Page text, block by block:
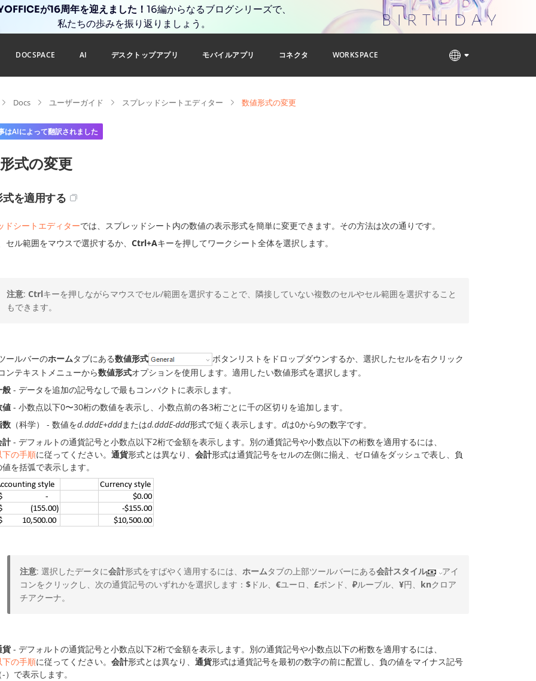
が16周年を迎えました！ 16編からなるブログシリーズで、
私たちの歩みを振り返りましょう。
DOCSPACE AI デスクトップアプリ モバイルアプリ コネクタ WORKSPACE
Docs ユーザーガイド スプレッドシートエディター 数値形式の変更
はAIによって翻訳されました
式の変更
を適用する
ドシートエディターでは、スプレッドシート内の数値の表示形式を簡単に変更できます。その方法は次の通りです。
セル範囲をマウスで選択するか、 Ctrl+Aキーを押してワークシート全体を選択します。
注意: Ctrlキーを押しながらマウスでセル/範囲を選択することで、隣接していない複数のセルやセル範囲を選択すること
もできます。
ールバーのホームタブにある数値形式
ボタンリストをドロップダウンするか、選択したセルを右クリック
ンテキストメニューから数値形式オプションを使用します。適用したい数値形式を選択します。
般 - データを追加の記号なしで最もコンパクトに表示します。
値 - 小数点以下0〜30桁の数値を表示し、小数点前の各3桁ごとに千の区切りを追加します。
数 （科学） - 数値をd.dddE+dddまたはd.dddE-ddd形式で短く表示します。 dは0から9の数字です。
計 - デフォルトの通貨記号と小数点以下2桁で金額を表示します。別の通貨記号や小数点以下の桁数を適用するには、
下の手順に従ってください。 通貨形式とは異なり、 会計形式は通貨記号をセルの左側に揃え、ゼロ値をダッシュで表し、負
値を括弧で表示します。
注意: 選択したデータに会計形式をすばやく適用するには、 ホームタブの上部ツールバーにある会計スタイル
アイ
コンをクリックし、次の通貨記号のいずれかを選択します： $ ドル、 €ユーロ、 £ポンド、 ₽ルーブル、 ¥円、 knクロア
チアクーナ。
貨 - デフォルトの通貨記号と小数点以下2桁で金額を表示します。別の通貨記号や小数点以下の桁数を適用するには、
下の手順に従ってください。 会計形式とは異なり、 通貨形式は通貨記号を最初の数字の前に配置し、負の値をマイナス記号
）で表示します。